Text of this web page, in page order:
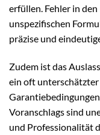
erfüllen. Fehler in
unspezifischen
präzise und
Zudem ist das
ein oft unterschätzter
Voranschlags sind
und Professionalität